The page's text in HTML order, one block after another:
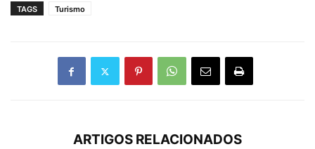
TAGS Turismo
ARTIGOS RELACIONADOS